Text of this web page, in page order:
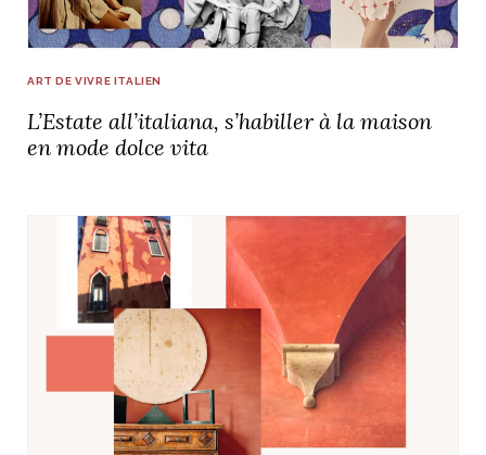
ART DE VIVRE ITALIEN
L’Estate all’italiana, s’habiller à la maison
en mode dolce vita